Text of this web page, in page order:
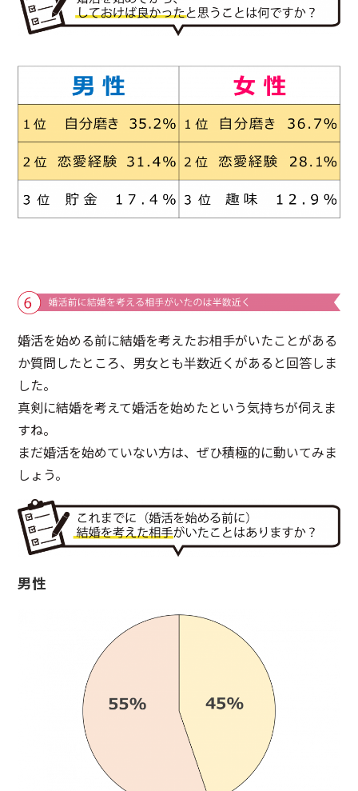
婚活を始める前に結婚を考えたお相手がいたことがある
か質問したところ、男女とも半数近くがあると回答しま
した。
真剣に結婚を考えて婚活を始めたという気持ちが伺えま
すね。
まだ婚活を始めていない方は、ぜひ積極的に動いてみま
しょう。
男性